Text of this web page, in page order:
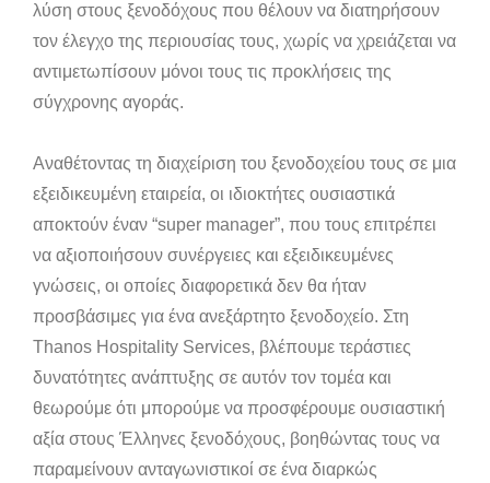
λύση στους ξενοδόχους που θέλουν να διατηρήσουν
τον έλεγχο της περιουσίας τους, χωρίς να χρειάζεται να
αντιμετωπίσουν μόνοι τους τις προκλήσεις της
σύγχρονης αγοράς.
Αναθέτοντας τη διαχείριση του ξενοδοχείου τους σε μια
εξειδικευμένη εταιρεία, οι ιδιοκτήτες ουσιαστικά
αποκτούν έναν “super manager”, που τους επιτρέπει
να αξιοποιήσουν συνέργειες και εξειδικευμένες
γνώσεις, οι οποίες διαφορετικά δεν θα ήταν
προσβάσιμες για ένα ανεξάρτητο ξενοδοχείο. Στη
Thanos Hospitality Services, βλέπουμε τεράστιες
δυνατότητες ανάπτυξης σε αυτόν τον τομέα και
θεωρούμε ότι μπορούμε να προσφέρουμε ουσιαστική
αξία στους Έλληνες ξενοδόχους, βοηθώντας τους να
παραμείνουν ανταγωνιστικοί σε ένα διαρκώς